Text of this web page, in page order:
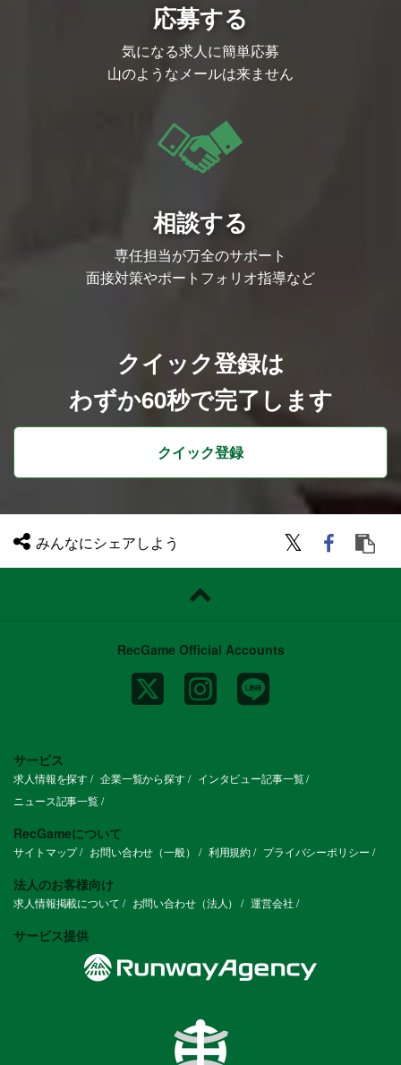
応募する
気になる求人に簡単応募
山のようなメールは来ません
相談する
専任担当が万全のサポート
面接対策やポートフォリオ指導など
クイック登録は
わずか60秒で完了します
クイック登録
みんなにシェアしよう
RecGame Official Accounts
サービス
求人情報を探す 企業一覧から探す
インタビュー記事一覧
ニュース記事一覧
RecGameについて
サイトマップ お問い合わせ（一般） 利用規約 プライバシーポリシー
法人のお客様向け
求人情報掲載について お問い合わせ（法人） 運営会社
サービス提供